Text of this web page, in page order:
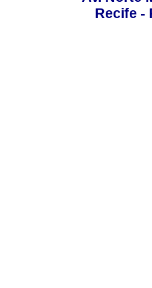
Recife -